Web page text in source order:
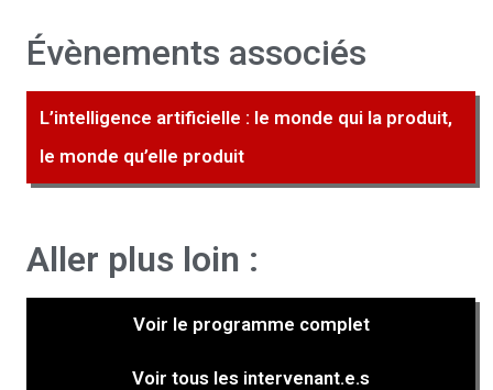
Évènements associés
L’intelligence artificielle : le monde qui la produit,
le monde qu’elle produit
Aller plus loin :
Voir le programme complet
Voir tous les intervenant.e.s